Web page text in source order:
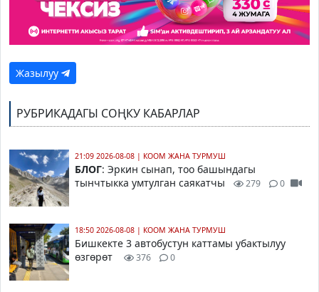
Жазылуу
РУБРИКАДАГЫ СОҢКУ КАБАРЛАР
21:09 2026-08-08 | КООМ ЖАНА ТУРМУШ
БЛОГ: Эркин сынап, тоо башындагы
тынчтыкка умтулган саякатчы
279 0
18:50 2026-08-08 | КООМ ЖАНА ТУРМУШ
Бишкекте 3 автобустун каттамы убактылуу
өзгөрөт
376 0